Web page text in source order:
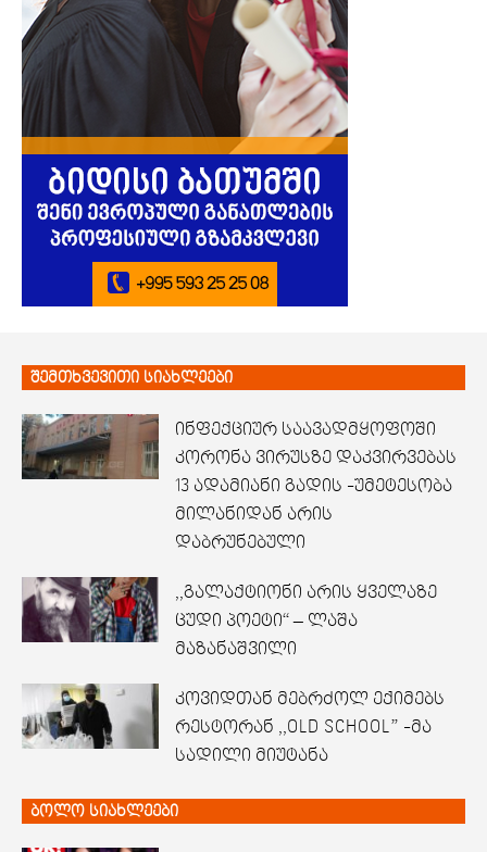
შემთხვევითი სიახლეები
ინფექციურ საავადმყოფოში
კორონა ვირუსზე დაკვირვებას
13 ადამიანი გადის -უმეტესობა
მილანიდან არის
დაბრუნებული
,,გალაქტიონი არის ყველაზე
ცუდი პოეტი“ – ლაშა
მაზანაშვილი
კოვიდთან მებრძოლ ექიმებს
რესტორან ,,OLD SCHOOL” -მა
სადილი მიუტანა
ბოლო სიახლეები